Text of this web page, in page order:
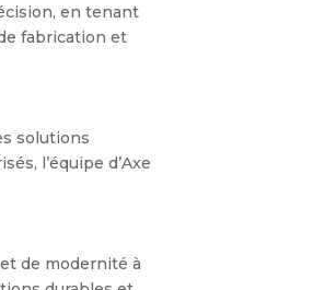
en tenant
fabrication et
solutions
l’équipe d’Axe
de modernité à